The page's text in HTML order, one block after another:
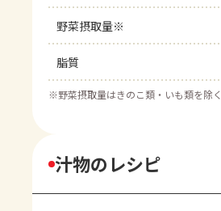
野菜摂取量※
脂質
※野菜摂取量はきのこ類・いも類を除く
汁物のレシピ